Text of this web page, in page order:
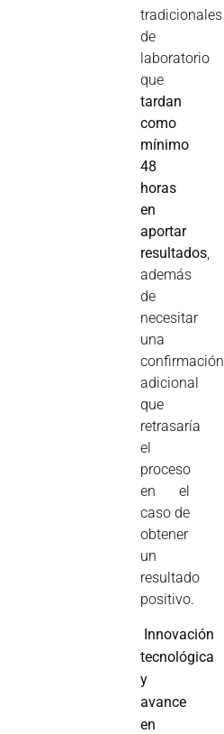
tradicionales
de
laboratorio
que
tardan
como
mínimo
48
horas
en
aportar
resultados,
además
de
necesitar
una
confirmación
adicional
que
retrasaría
el
proceso
en el
caso de
obtener
un
resultado
positivo.
Innovación
tecnológica
y
avance
en